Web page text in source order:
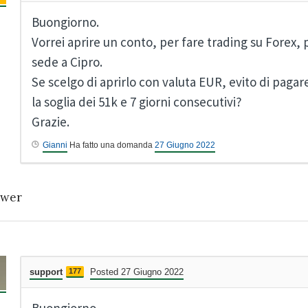
Buongiorno.
Vorrei aprire un conto, per fare trading su Forex,
sede a Cipro.
Se scelgo di aprirlo con valuta EUR, evito di
la soglia dei 51k e 7 giorni consecutivi?
Grazie.
Gianni Ha fatto una domanda 27 Giugno 2022
support 177 Posted 27 Giugno 2022